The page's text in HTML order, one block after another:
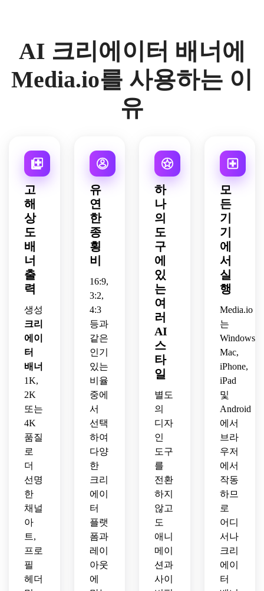
있는
테크
텍스
처,
레이
를 위
한 깨
끗한
네거
티브
공간,
매우
선명
한 디
지털
아트
가 있
는 게
임 채
널용
넓은
크리
에이
터 배
너를
만듭
니다.
프리
미엄
분위
적인
구성,
세련
된 라
크,
영화
위기,
균형
잡힌
구성,
앰버
톤,
색 하
이라
이트
가 있
팔레
트,
한 수
평 레
이아
웃,
프리
미엄
3D
깊이,
소셜
플랫
채널
아트
를 위
한 안
전한
간격
으로
미래
적인
크리
에이
터 배
너를
만드
세요.
AI 크리에이터 배너에
Media.io를 사용하는 이
유
고
해
상
도
배
너
출
력
생성
크리
에이
터
배너
1K,
2K
또는
4K
품질
로
더
선명
한
채널
아
트,
프로
필
헤더
유
연
한
종
횡
비
16:9,
3:2,
4:3
등과
같은
인기
있는
비율
중에
서
선택
하여
다양
한
크리
에이
터
플랫
폼과
레이
아웃
에
하
나
의
도
구
에
있
는
여
러
AI
스
타
일
별도
의
디자
인
도구
를
전환
하지
않고
도
애니
메이
션과
사이
모
든
기
기
에
서
실
행
Media.io
는
Windows,
Mac,
iPhone,
iPad
및
Android
에서
브라
우저
에서
작동
하므
로
어디
서나
크리
에이
터